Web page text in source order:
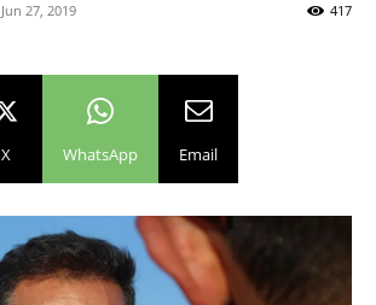
Jun 27, 2019 417
X WhatsApp Email